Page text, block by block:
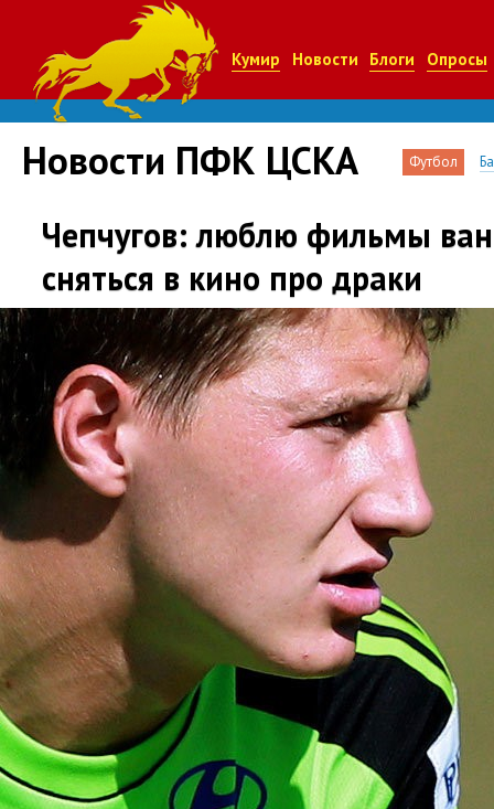
Кумир Новости Блоги Опросы
Новости ПФК ЦСКА Футбол
Чепчугов: люблю фильмы
сняться в кино про драки